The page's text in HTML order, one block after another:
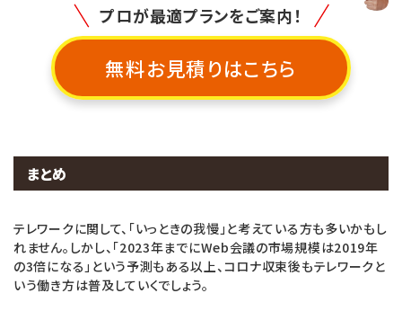
プロが最適プランをご案内！
無料お見積りはこちら
まとめ
テレワークに関して、「いっときの我慢」と考えている方も多いかもし
れません。しかし、「2023年までにWeb会議の市場規模は2019年
の3倍になる」という予測もある以上、コロナ収束後もテレワークと
いう働き方は普及していくでしょう。